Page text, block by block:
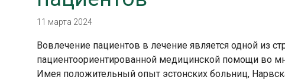
11 марта 2024
Вовлечение пациентов в лечение является одной из
пациентоориентированной медицинской помощи во
Имея положительный опыт эстонских больниц,